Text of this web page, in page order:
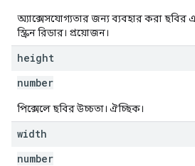
অ্যাক্সেসযোগ্যতার জন্য ব্যবহার করা ছবির
স্ক্রিন রিডার। প্রয়োজন।
height
number
পিক্সেলে ছবির উচ্চতা। ঐচ্ছিক।
width
number